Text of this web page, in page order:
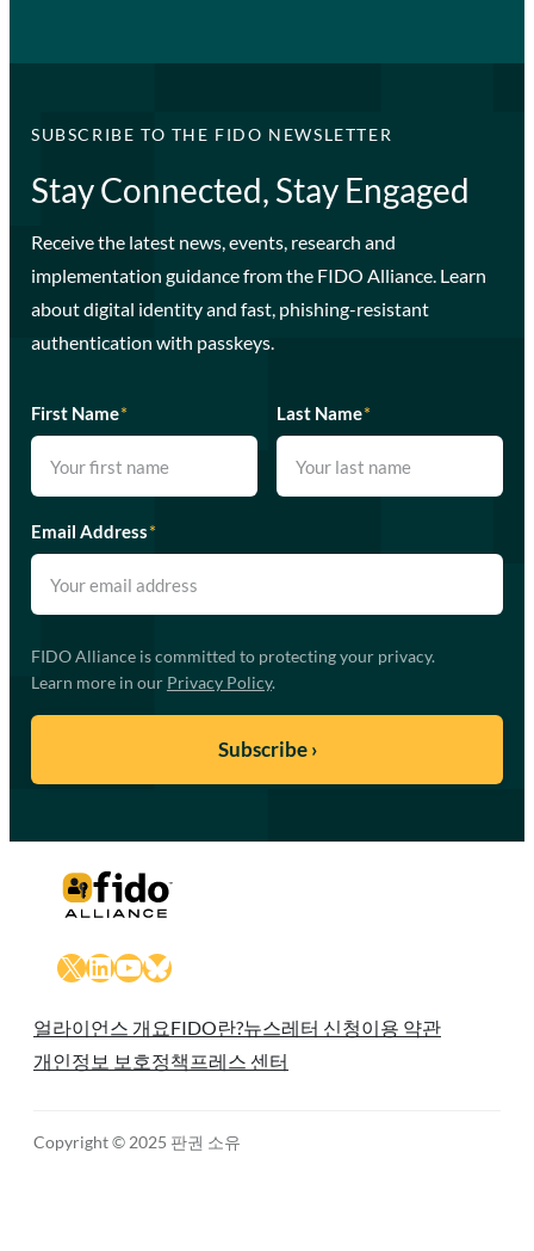
SUBSCRIBE TO THE FIDO NEWSLETTER
Stay Connected, Stay Engaged
Receive the latest news, events, research and
implementation guidance from the FIDO Alliance. Learn
about digital identity and fast, phishing-resistant
authentication with passkeys.
First Name* Last Name*
Email Address*
FIDO Alliance is committed to protecting your privacy.
Learn more in our Privacy Policy.
X LinkedIn
YouTube
Bluesky
얼라이언스 개요FIDO란?뉴스레터 신청이용 약관
개인정보 보호정책 프레스 센터
Copyright © 2025 판권 소유